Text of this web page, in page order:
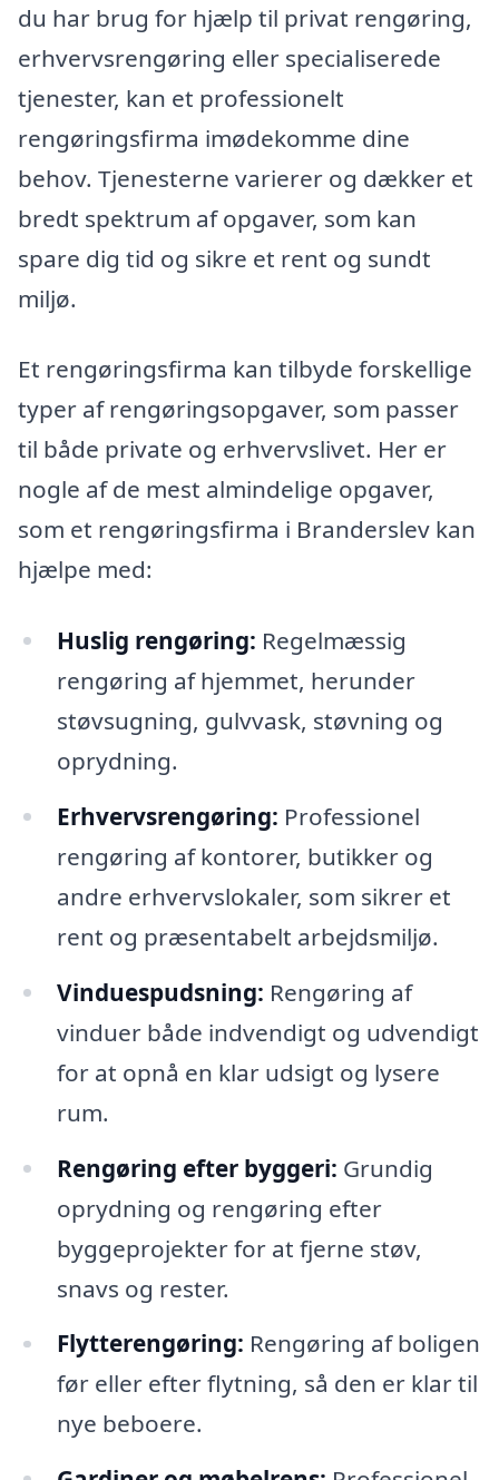
du har brug for hjælp til privat rengøring,
erhvervsrengøring eller specialiserede
tjenester, kan et professionelt
rengøringsfirma imødekomme dine
behov. Tjenesterne varierer og dækker et
bredt spektrum af opgaver, som kan
spare dig tid og sikre et rent og sundt
miljø.
Et rengøringsfirma kan tilbyde forskellige
typer af rengøringsopgaver, som passer
til både private og erhvervslivet. Her er
nogle af de mest almindelige opgaver,
som et rengøringsfirma i Branderslev kan
hjælpe med:
Huslig rengøring: Regelmæssig
rengøring af hjemmet, herunder
støvsugning, gulvvask, støvning og
oprydning.
Erhvervsrengøring: Professionel
rengøring af kontorer, butikker og
andre erhvervslokaler, som sikrer et
rent og præsentabelt arbejdsmiljø.
Vinduespudsning: Rengøring af
vinduer både indvendigt og udvendigt
for at opnå en klar udsigt og lysere
rum.
Rengøring efter byggeri: Grundig
oprydning og rengøring efter
byggeprojekter for at fjerne støv,
snavs og rester.
Flytterengøring: Rengøring af boligen
før eller efter flytning, så den er klar til
nye beboere.